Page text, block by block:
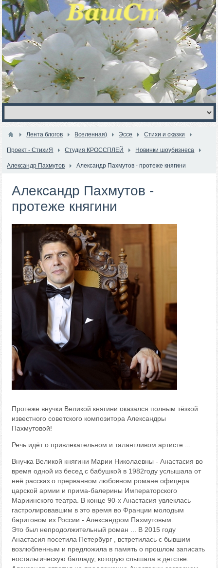
Лента блогов Вселенная) Эссе Стихи и сказки
Проект - СтихиЯ Студия КРОССПЛЕЙ Новинки шоубизнеса
Александр Пахмутов Александр Пахмутов - протеже княгини
Александр Пахмутов -
протеже княгини
Протеже внучки Великой княгини оказался полным тёзкой
известного советского композитора Александры
Пахмутовой!
Речь идёт о привлекательном и талантливом артисте ...
Внучка Великой княгини Марии Николаевны - Анастасия во
время одной из бесед с бабушкой в 1982году услышала от
неё рассказ о прерванном любовном романе офицера
царской армии и прима-балерины Императорского
Мариинского театра. В конце 90-х Анастасия увлеклась
гастролировавшим в это время во Франции молодым
баритоном из России - Александром Пахмутовым.
Это был непродолжительный роман ... В 2015 году
Анастасия посетила Петербург , встретилась с бывшим
возлюбленным и предложила в память о прошлом записать
ностальгическую балладу, которую слышала в детстве.